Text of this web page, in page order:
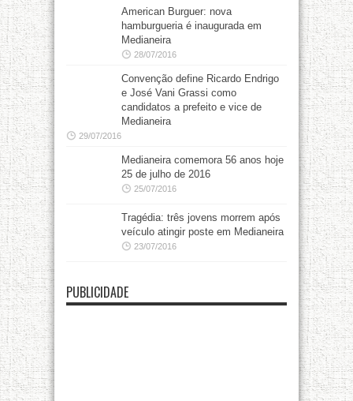
American Burguer: nova
hamburgueria é inaugurada em
Medianeira
28/07/2016
Convenção define Ricardo Endrigo
e José Vani Grassi como
candidatos a prefeito e vice de
Medianeira
29/07/2016
Medianeira comemora 56 anos hoje
25 de julho de 2016
25/07/2016
Tragédia: três jovens morrem após
veículo atingir poste em Medianeira
23/07/2016
PUBLICIDADE